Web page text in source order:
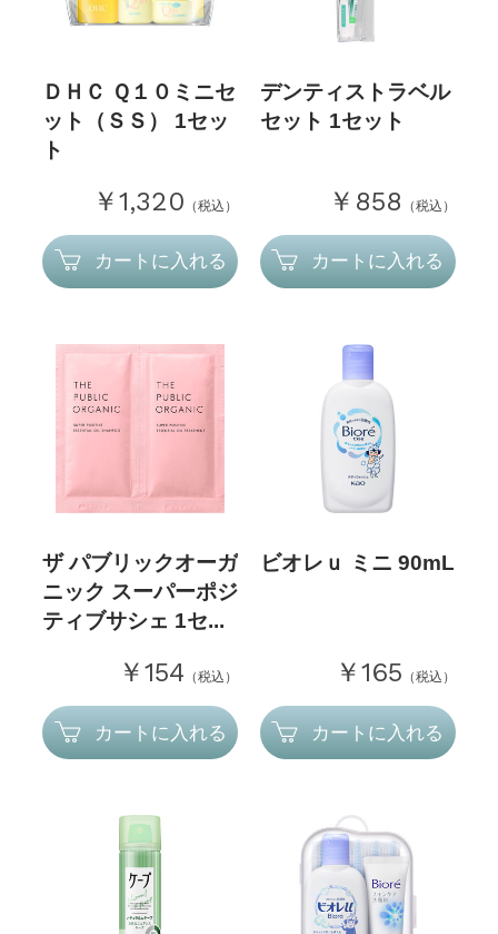
ＤＨＣ Ｑ１０ミニセ
ット（ＳＳ） 1セッ
ト
￥1,320 （税込）
カートに入れる
デンティストラベル
セット 1セット
￥858 （税込）
カートに入れる
ザ パブリックオーガ
ニック スーパーポジ
ティブサシェ 1セ...
￥154 （税込）
カートに入れる
ビオレｕ ミニ 90mL
￥165 （税込）
カートに入れる